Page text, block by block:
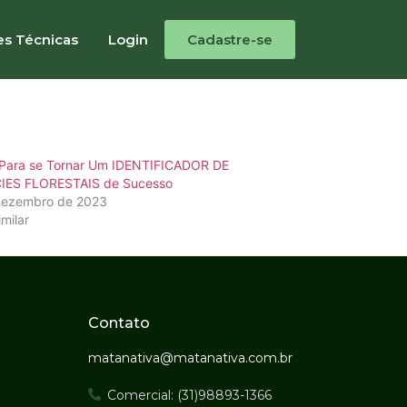
Técnicas Login Cadastre-se
de Espécies
se Tornar Um IDENTIFICADOR DE
FLORESTAIS de Sucesso
de 2023
Contato
matanativa@matanativa.com.br
Comercial: (31)98893-1366